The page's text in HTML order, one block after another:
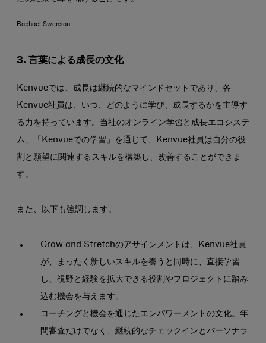
Raphael Swenson
3. 言葉による成長の文化
Kenvueでは、成長は継続的なマインドセットであり、各
Kenvue社員は、いつ、どのように学び、成長するかを主導す
る力を持っています。当社のオンライン学習と成長エコシステ
ム、「Kenvueでの学習」を通じて、Kenvue社員は自分の役
割と願望に関連するスキルを構築し、改善することができま
す。
また、以下も強調します。
Grow and Stretchのアサインメントは、Kenvue社員
が、まったく新しいスキルを養うと同時に、直接学習
し、視野と経験を拡大できる役割やプロジェクトに踏み
込む機会を与えます。
コーチングと機会を通じたエンパワーメントの文化。年
間審査だけでなく、継続的なチェックインとパーソナラ